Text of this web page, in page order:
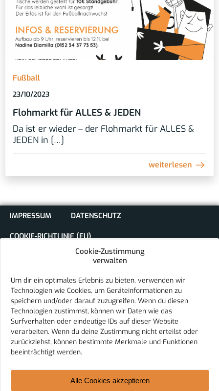
Cookie-Zustimmung
verwalten
Um dir ein optimales Erlebnis zu bieten, verwenden wir
Technologien wie Cookies, um Geräteinformationen zu
speichern und/oder darauf zuzugreifen. Wenn du diesen
Technologien zustimmst, können wir Daten wie das
Surfverhalten oder eindeutige IDs auf dieser Website
verarbeiten. Wenn du deine Zustimmung nicht erteilst oder
zurückziehst, können bestimmte Merkmale und Funktionen
beeinträchtigt werden.
Alle Cookies akzeptieren
Fußball
23/10/2023
Flohmarkt für ALLES & JEDEN
Da ist er wieder – der Flohmarkt für ALLES &
JEDEN in […]
weiterlesen
IMPRESSUM DATENSCHUTZ
COOKIE-RICHTLINIE (EU)
Sport Club Eurasburg e.V.
Schulstraße 18
86495 Eurasburg
E-Mail:vorstand@sc-eurasburg.de
Telefon: 08208 9598808
© 2026 Sport Club Eurasburg